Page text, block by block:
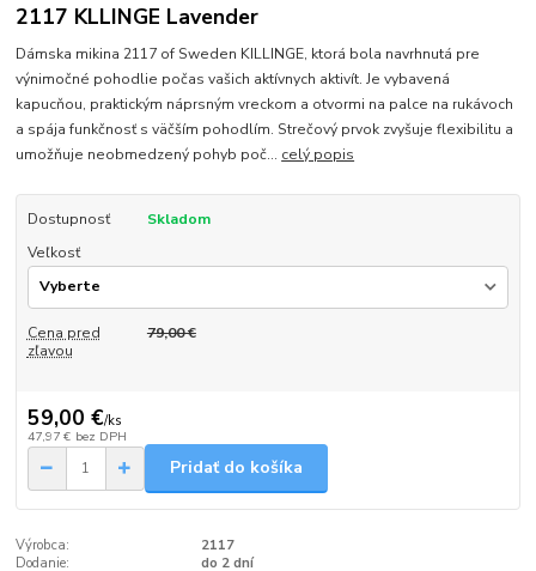
2117 KLLINGE Lavender
Dámska mikina 2117 of Sweden KILLINGE, ktorá bola navrhnutá pre
výnimočné pohodlie počas vašich aktívnych aktivít. Je vybavená
kapucňou, praktickým náprsným vreckom a otvormi na palce na rukávoch
a spája funkčnosť s väčším pohodlím. Strečový prvok zvyšuje flexibilitu a
umožňuje neobmedzený pohyb poč... celý popis
Dostupnosť
Skladom
Veľkosť
Cena pred
zľavou
79,00 €
59,00 €/ks
47,97 € bez DPH
Pridať do košíka
Výrobca:
2117
Dodanie:
do 2 dní